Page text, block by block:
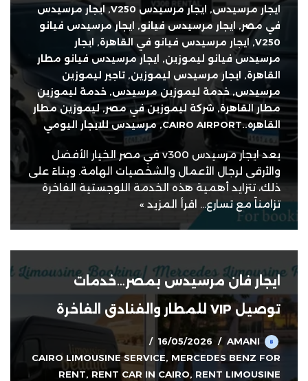
ايجار مرسيدس, ايجار مرسيدس V250 ,ايجار مرسيدس
في مصر, ايجار مرسيدس فيانو,
ايجار مرسيدس فيانو
V250
, ايجار مرسيدس فيانو في القاهرة,
ايجار
مرسيدس فيانو ليموزين,
ايجار مرسيدس فيانو مطار
القاهرة, ايجار مرسيدس ليموزين, تاجير ليموزين
مرسيدس,خدمة ليموزين مرسيدس, خدمة ليموزين
مطار القاهرة, شركة ليموزين في مصر,ليموزين مطار
القاهره..CAIRO AIRPORT
, مرسيدس للايجار اليومي
يعد ايجار مرسيدس v300 في مصر الخيار الأفضل
والأرقى لرجال الأعمال والشخصيات الهامة. وبناءً على
ذلك، تتزايد أهمية هذه الخدمة اللوجستية الفاخرة
تزامناً مع تسارع… اقرأ المزيد »
ايجار فان مرسيدس بمصر…خدمات
توصيل VIP للمطار والفنادق الفاخرة
AMANI
16/05/2026
CAIRO LIMOUSINE SERVICE, MERCEDES BENZ FOR
RENT, RENT CAR IN CAIRO, RENT LIMOUSINE